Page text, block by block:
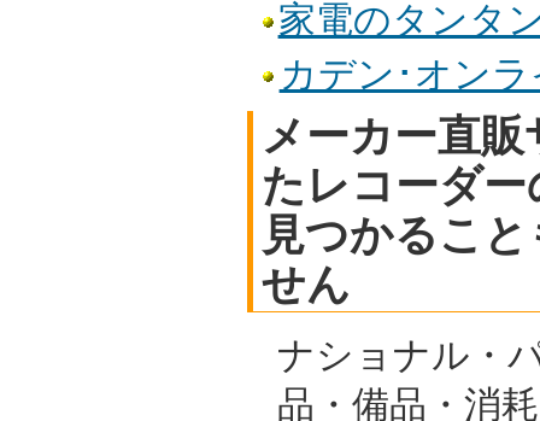
家電のタンタ
カデン･オン
メーカー直
たレコーダ
見つかるこ
せん
ナショナル・
品・備品・消